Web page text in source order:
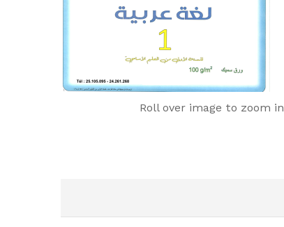
Roll over image to zoom in